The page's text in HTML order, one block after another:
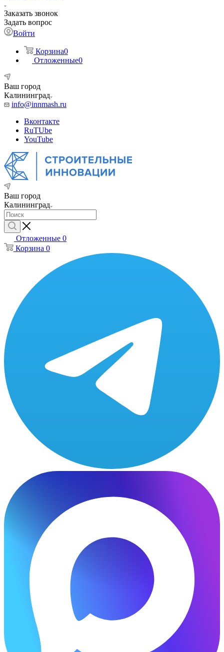
Заказать звонок
Задать вопрос
Войти
Корзина0
Отложенные0
Ваш город
Калининград
info@innmash.ru
Вконтакте
RuTUbe
YouTube
Ваш город
Калининград
Отложенные 0
Корзина 0